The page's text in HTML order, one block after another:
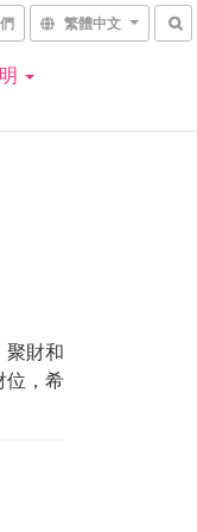
繁體中文
聚財和
位，希